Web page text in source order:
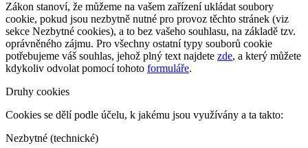
Zákon stanoví, že můžeme na vašem zařízení ukládat soubory
cookie, pokud jsou nezbytně nutné pro provoz těchto stránek (viz
sekce Nezbytné cookies), a to bez vašeho souhlasu, na základě tzv.
oprávněného zájmu. Pro všechny ostatní typy souborů cookie
potřebujeme váš souhlas, jehož plný text najdete zde, a který můžete
kdykoliv odvolat pomocí tohoto formuláře.
Druhy cookies
Cookies se dělí podle účelu, k jakému jsou využívány a ta takto:
Nezbytné (technické)